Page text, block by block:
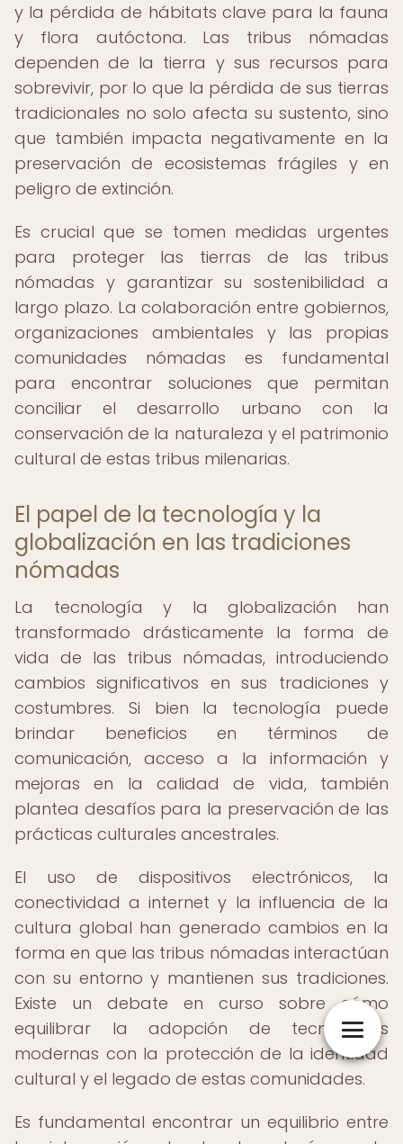
y la pérdida de hábitats clave para la fauna
y flora autóctona. Las tribus nómadas
dependen de la tierra y sus recursos para
sobrevivir, por lo que la pérdida de sus tierras
tradicionales no solo afecta su sustento, sino
que también impacta negativamente en la
preservación de ecosistemas frágiles y en
peligro de extinción.
Es crucial que se tomen medidas urgentes
para proteger las tierras de las tribus
nómadas y garantizar su sostenibilidad a
largo plazo. La colaboración entre gobiernos,
organizaciones ambientales y las propias
comunidades nómadas es fundamental
para encontrar soluciones que permitan
conciliar el desarrollo urbano con la
conservación de la naturaleza y el patrimonio
cultural de estas tribus milenarias.
El papel de la tecnología y la
globalización en las tradiciones
nómadas
La tecnología y la globalización han
transformado drásticamente la forma de
vida de las tribus nómadas, introduciendo
cambios significativos en sus tradiciones y
costumbres. Si bien la tecnología puede
brindar beneficios en términos de
comunicación, acceso a la información y
mejoras en la calidad de vida, también
plantea desafíos para la preservación de las
prácticas culturales ancestrales.
El uso de dispositivos electrónicos, la
conectividad a internet y la influencia de la
cultura global han generado cambios en la
forma en que las tribus nómadas interactúan
con su entorno y mantienen sus tradiciones.
Existe un debate en curso sobre cómo
equilibrar la adopción de tecnologías
modernas con la protección de la identidad
cultural y el legado de estas comunidades.
Es fundamental encontrar un equilibrio entre